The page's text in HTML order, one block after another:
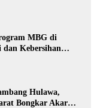
MBG di
dan Kebersihan
Hulawa,
Bongkar Akar